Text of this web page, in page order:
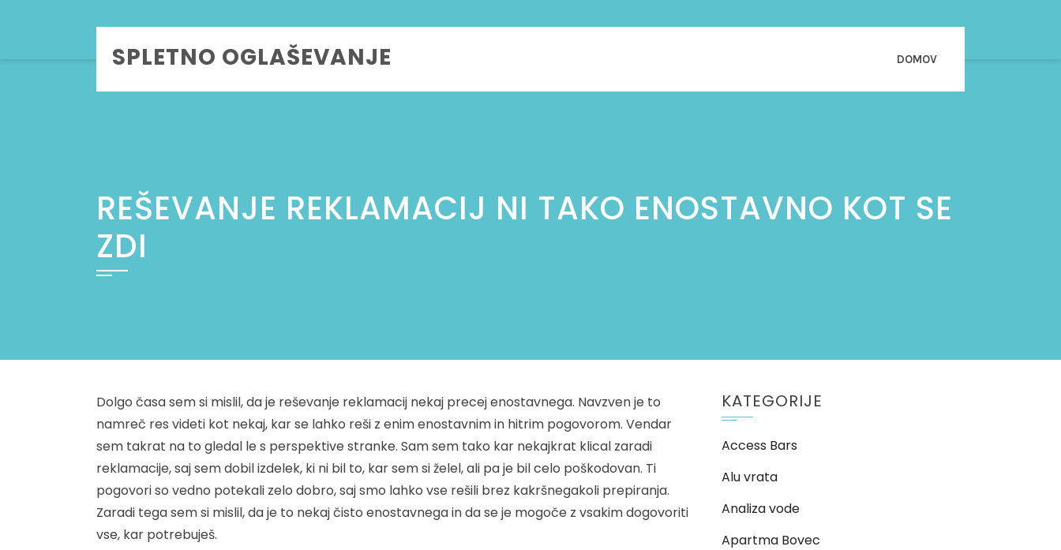
SPLETNO OGLAŠEVANJE DOMOV
REŠEVANJE REKLAMACIJ NI TAKO ENOSTAVNO KOT SE
ZDI
Dolgo časa sem si mislil, da je reševanje reklamacij nekaj precej enostavnega. Navzven je to
namreč res videti kot nekaj, kar se lahko reši z enim enostavnim in hitrim pogovorom. Vendar
sem takrat na to gledal le s perspektive stranke. Sam sem tako kar nekajkrat klical zaradi
reklamacije, saj sem dobil izdelek, ki ni bil to, kar sem si želel, ali pa je bil celo poškodovan. Ti
pogovori so vedno potekali zelo dobro, saj smo lahko vse rešili brez kakršnegakoli prepiranja.
Zaradi tega sem si mislil, da je to nekaj čisto enostavnega in da se je mogoče z vsakim dogovoriti
vse, kar potrebuješ.
KATEGORIJE
Access Bars
Alu vrata
Analiza vode
Apartma Bovec